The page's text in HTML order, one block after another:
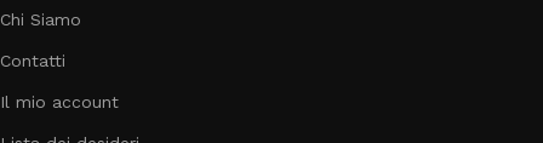
Chi Siamo
Contatti
Il mio account